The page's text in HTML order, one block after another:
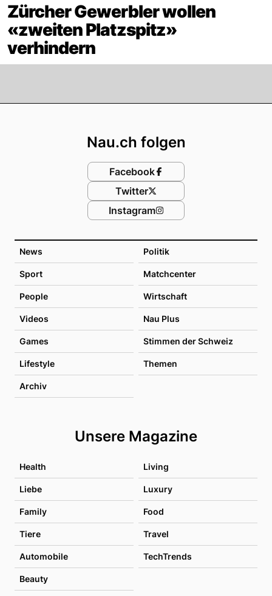
Zürcher Gewerbler wollen
«zweiten Platzspitz»
verhindern
News Politik
Sport Matchcenter
People Wirtschaft
Videos Nau Plus
Games Stimmen der Schweiz
Lifestyle Themen
Archiv
Unsere Magazine
Health Living
Liebe Luxury
Family Food
Tiere Travel
Automobile TechTrends
Beauty
Nau.ch folgen
Facebook
Twitter
Instagram